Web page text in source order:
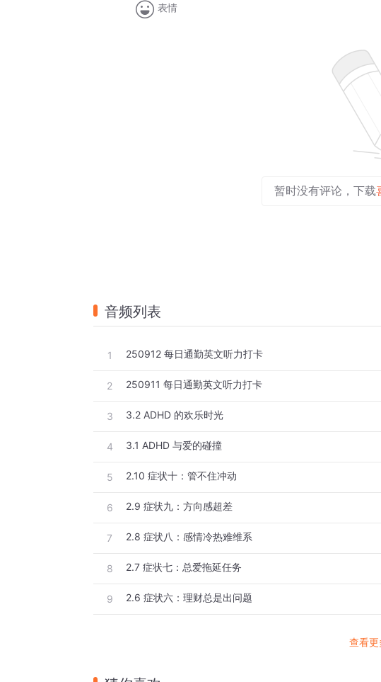
表情
暂时没有评论，下载
音频列表
1 250912 每日通勤英文听力打卡
2 250911 每日通勤英文听力打卡
3 3.2 ADHD 的欢乐时光
4 3.1 ADHD 与爱的碰撞
5 2.10 症状十：管不住冲动
6 2.9 症状九：方向感超差
7 2.8 症状八：感情冷热难维系
8 2.7 症状七：总爱拖延任务
9 2.6 症状六：理财总是出问题
查看更